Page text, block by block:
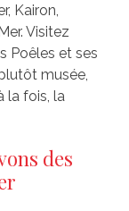
Kairon,
Visitez
Poêles et ses
musée,
la fois, la
des